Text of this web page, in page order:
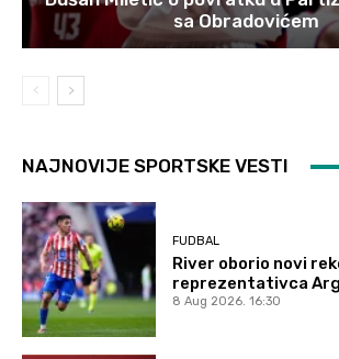
sa Obradovićem
NAJNOVIJE SPORTSKE VESTI
FUDBAL
River oborio novi
reprezentativca
8 Aug 2026. 16:30